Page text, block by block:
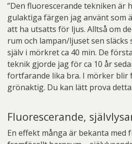
”Den fluorescerande tekniken är
gulaktiga färgen jag använt som
att ha utsatts för ljus. Alltså om
rum och lampan/ljuset sen släcks
själv i mörkret ca 40 min. De
teknik gjorde jag för ca 10 år
fortfarande lika bra. I mörker blir
grönaktig. Du kan lätt prova
Fluorescerande,
En effekt många är bekanta med